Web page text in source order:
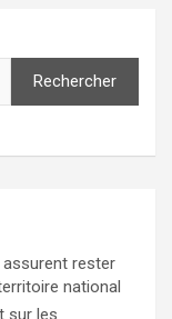
Rechercher
assurent rester
national
sur les